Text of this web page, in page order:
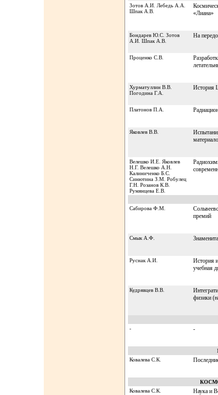
Зотов А.И. Лебедь А.А.
Шпак А.В.
«Лиана»
Бондарев Ю.С. Зотов
А.И. Шпак А.В.
На
Проценко С.В.
Хурматуллин В.В.
Погодина Г.А.
История
Платонов П.А.
Яковлев В.В.
Велешко И.Е. Яковлев
Н.Г. Велешко А.Н.
Калиниченко Б.С.
Синютина З.М. Робулец
Г.Н. Розанов К.В.
Румянцева Е.В.
Сабирова Ф.М.
премий
Смык А.Ф.
Руснак А.И.
История
учебная
Кудрявцев В.В.
физики
- -
Ковалева С.К.
Ковалева С.К.
Наука и